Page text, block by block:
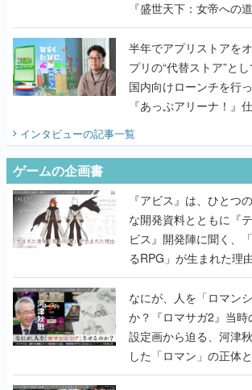
『盛世天下：女帝への
うこだわりをプロデュ
半年でアプリストアをオープ
プリの“代替ストア”と
国内向けローンチを行
『あっぷアリーナ！』
インタビューの記事一覧
ゲームの企画書
『アビス』は、ひとつ
な開発資料とともに『
ビス』開発陣に聞く、
るRPG」が生まれた理
書】
なにが、人を「ロマン
か？『ロマサガ2』当時
設定画から迫る、河津
した「ロマン」の正体
書】